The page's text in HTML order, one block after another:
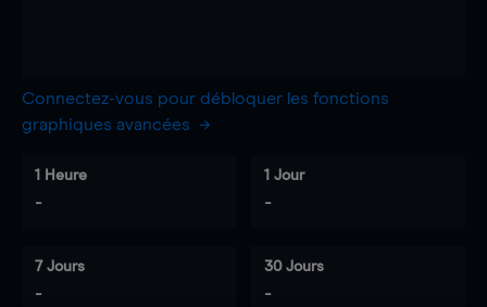
Connectez-vous pour débloquer les fonctions
graphiques avancées
1 Heure
-
1 Jour
-
7 Jours
-
30 Jours
-